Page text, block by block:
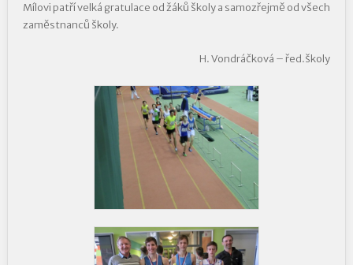
Mílovi patří velká gratulace od žáků školy a samozřejmě od všech
zaměstnanců školy.
H. Vondráčková – řed.školy